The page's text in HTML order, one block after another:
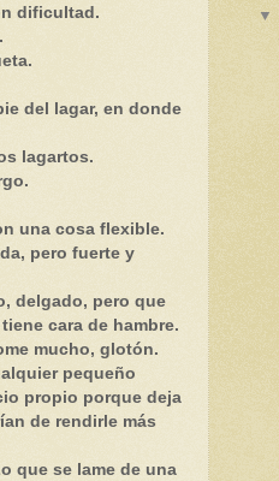
dificultad.
del lagar, en donde
lagartos.
una cosa flexible.
pero fuerte y
delgado, pero que
cara de hambre.
mucho, glotón.
pequeño
propio porque deja
de rendirle más
que se lame de una
▼